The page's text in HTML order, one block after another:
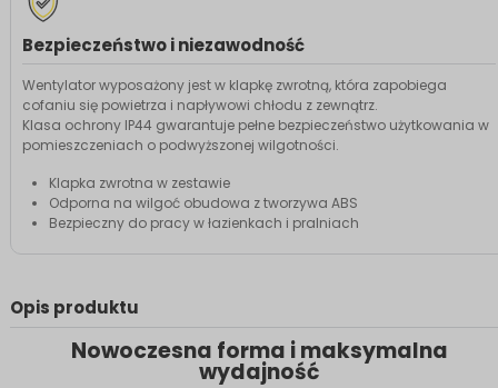
Bezpieczeństwo i niezawodność
Wentylator wyposażony jest w klapkę zwrotną, która zapobiega
cofaniu się powietrza i napływowi chłodu z zewnątrz.
Klasa ochrony IP44 gwarantuje pełne bezpieczeństwo użytkowania w
pomieszczeniach o podwyższonej wilgotności.
Klapka zwrotna w zestawie
Odporna na wilgoć obudowa z tworzywa ABS
Bezpieczny do pracy w łazienkach i pralniach
Opis produktu
Nowoczesna forma i maksymalna
wydajność